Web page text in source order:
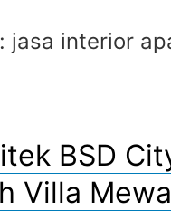
jasa interior
BSD
Villa